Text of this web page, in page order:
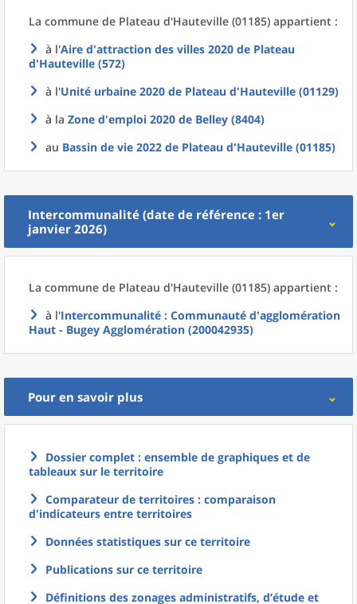
La commune de Plateau d'Hauteville (01185) appartient :
à l'Aire d'attraction des villes 2020 de Plateau
d'Hauteville (572)
à l'Unité urbaine 2020 de Plateau d'Hauteville (01129)
à la Zone d'emploi 2020 de Belley (8404)
au Bassin de vie 2022 de Plateau d'Hauteville (01185)
Intercommunalité (date de référence : 1er
janvier 2026)
La commune de Plateau d'Hauteville (01185) appartient :
à l'Intercommunalité : Communauté d'agglomération
Haut - Bugey Agglomération (200042935)
Pour en savoir plus
Dossier complet : ensemble de graphiques et de
tableaux sur le territoire
Comparateur de territoires : comparaison
d'indicateurs entre territoires
Données statistiques sur ce territoire
Publications sur ce territoire
Définitions des zonages administratifs, d’étude et